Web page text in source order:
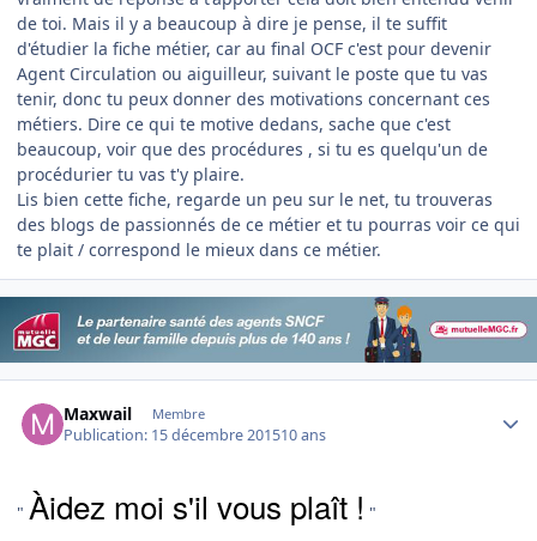
de toi. Mais il y a beaucoup à dire je pense, il te suffit
d'étudier la fiche métier, car au final OCF c'est pour devenir
Agent Circulation ou aiguilleur, suivant le poste que tu vas
tenir, donc tu peux donner des motivations concernant ces
métiers. Dire ce qui te motive dedans, sache que c'est
beaucoup, voir que des procédures , si tu es quelqu'un de
procédurier tu vas t'y plaire.
Lis bien cette fiche, regarde un peu sur le net, tu trouveras
des blogs de passionnés de ce métier et tu pourras voir ce qui
te plait / correspond le mieux dans ce métier.
Maxwail Membre
Publication: 15 décembre 201510 ans
" Àidez moi s'il vous plaît ! "